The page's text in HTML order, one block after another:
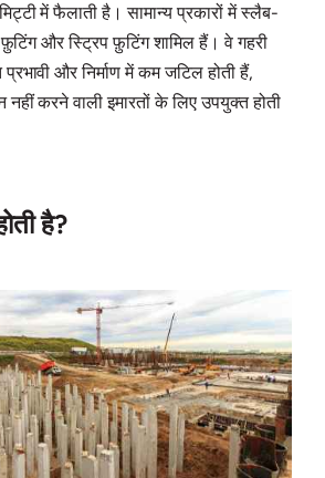
में फैलाती है। सामान्य प्रकारों में स्लैब-
और स्ट्रिप फ़ुटिंग शामिल हैं। वे गहरी
और निर्माण में कम जटिल होती हैं,
नहीं करने वाली इमारतों के लिए उपयुक्त होती
है?